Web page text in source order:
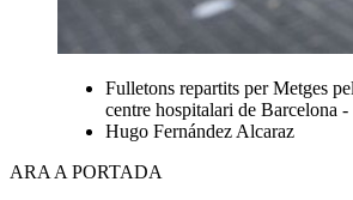
Fulletons repartits per Metges
centre hospitalari de Barcelona -
Hugo Fernández Alcaraz
ARA A PORTADA